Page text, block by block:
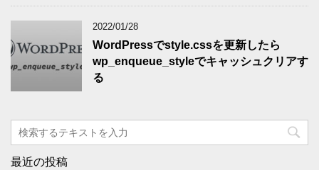
2022/01/28
WordPressでstyle.cssを更新したら
wp_enqueue_styleでキャッシュクリアす
る
最近の投稿